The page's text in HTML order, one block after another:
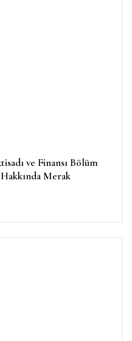
ve Finansı Bölüm
Merak